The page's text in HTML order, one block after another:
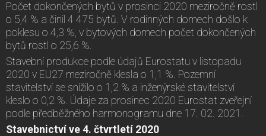
Počet dokončených bytů v prosinci 2020 meziročně rostl
o 5,4 % a činil 4 475 bytů. V rodinných domech došlo k
poklesu o 4,3 %, v bytových domech počet dokončených
bytů rostl o 25,6 %.
Stavební produkce podle údajů Eurostatu v listopadu
2020 v EU27 meziročně klesla o 1,1 %. Pozemní
stavitelství se snížilo o 1,2 % a inženýrské stavitelství
kleslo o 0,2 %. Údaje za prosinec 2020 Eurostat zveřejní
podle předběžného harmonogramu dne 17. 02. 2021.
Stavebnictví ve 4. čtvrtletí 2020